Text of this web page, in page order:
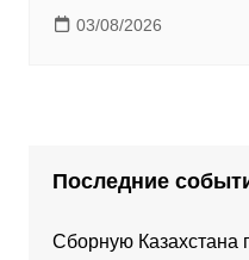
03/08/2026
Последние
Сборную Казахстана